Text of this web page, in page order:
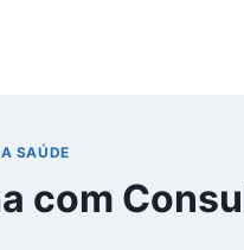
SAÚDE
com